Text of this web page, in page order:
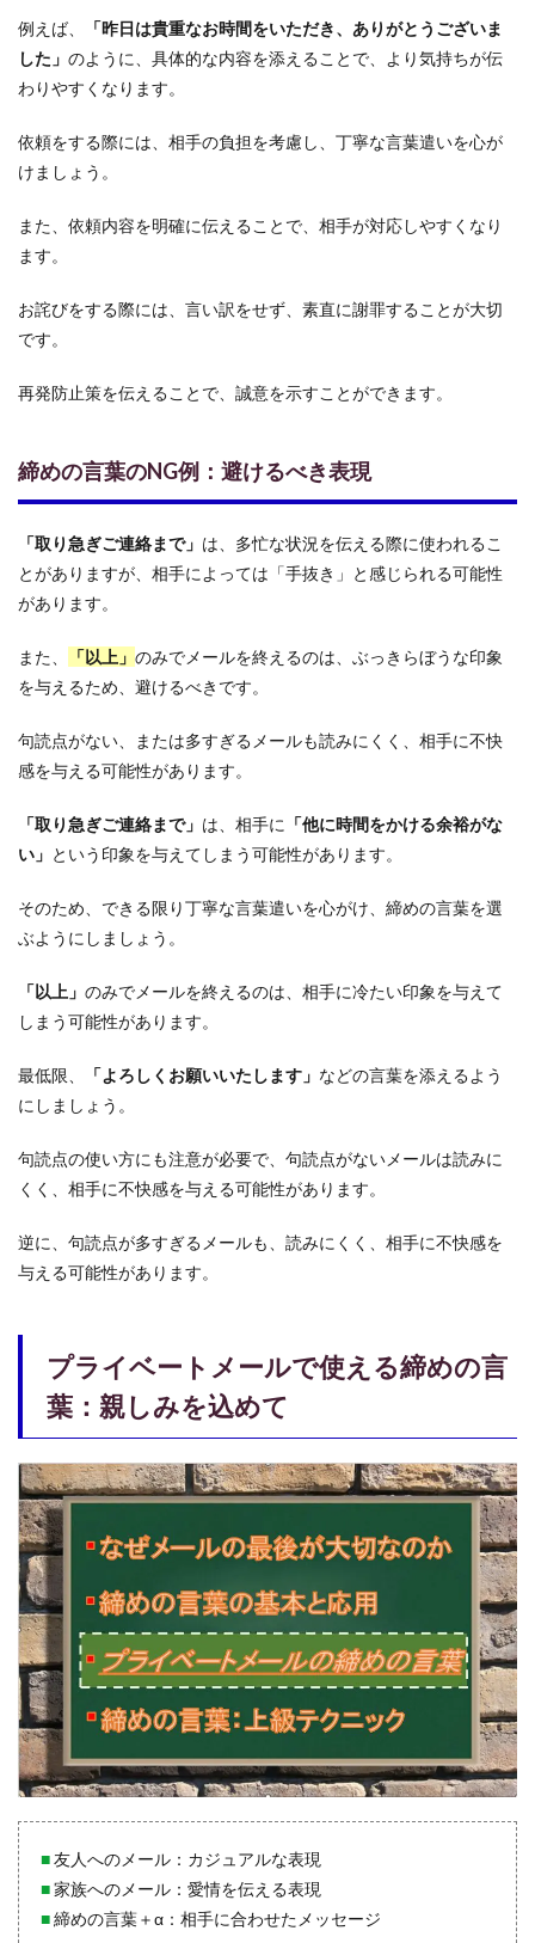
例えば、
「昨日は貴重なお時間をいただき、ありがとうございま
した」 のように、具体的な内容を添えることで、より気持ちが伝
わりやすくなります。
依頼をする際には、相手の負担を考慮し、丁寧な言葉遣いを心が
けましょう。
また、依頼内容を明確に伝えることで、相手が対応しやすくなり
ます。
お詫びをする際には、言い訳をせず、素直に謝罪することが大切
です。
再発防止策を伝えることで、誠意を示すことができます。
締めの言葉のNG例：避けるべき表現
「取り急ぎご連絡まで」 は、多忙な状況を伝える際に使われるこ
とがありますが、相手によっては「手抜き」と感じられる可能性
があります。
また、 「以上」 のみでメールを終えるのは、ぶっきらぼうな印象
を与えるため、避けるべきです。
句読点がない、または多すぎるメールも読みにくく、相手に不快
感を与える可能性があります。
「取り急ぎご連絡まで」 は、相手に 「他に時間をかける余裕がな
い」 という印象を与えてしまう可能性があります。
そのため、できる限り丁寧な言葉遣いを心がけ、締めの言葉を選
ぶようにしましょう。
「以上」 のみでメールを終えるのは、相手に冷たい印象を与えて
しまう可能性があります。
最低限、 「よろしくお願いいたします」 などの言葉を添えるよう
にしましょう。
句読点の使い方にも注意が必要で、句読点がないメールは読みに
くく、相手に不快感を与える可能性があります。
逆に、句読点が多すぎるメールも、読みにくく、相手に不快感を
与える可能性があります。
プライベートメールで使える締めの言
葉：親しみを込めて
■友人へのメール：カジュアルな表現
■家族へのメール：愛情を伝える表現
■締めの言葉＋α：相手に合わせたメッセージ